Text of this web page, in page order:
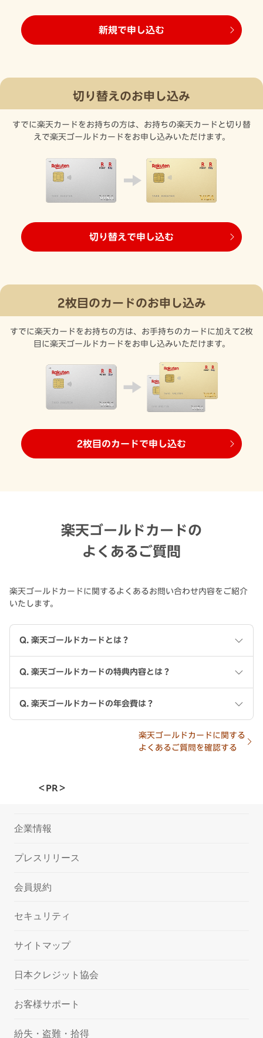
新規で申し込む
切り替えのお申し込み
すでに楽天カードをお持ちの方は、お持ちの楽天カードと切り替
えで楽天ゴールドカードをお申し込みいただけます。
切り替えで申し込む
2枚目のカードのお申し込み
すでに楽天カードをお持ちの方は、お手持ちのカードに加えて2枚
目に楽天ゴールドカードをお申し込みいただけます。
2枚目のカードで申し込む
楽天ゴールドカードの
よくあるご質問
楽天ゴールドカードに関するよくあるお問い合わせ内容をご紹介
いたします。
Q. 楽天ゴールドカードとは？
Q. 楽天ゴールドカードの特典内容とは？
Q. 楽天ゴールドカードの年会費は？
楽天ゴールドカードに関する
よくあるご質問を確認する
＜PR＞
企業情報
プレスリリース
会員規約
セキュリティ
サイトマップ
日本クレジット協会
お客様サポート
紛失・盗難・拾得